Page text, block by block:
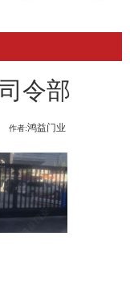
令部
作者:鸿益门业